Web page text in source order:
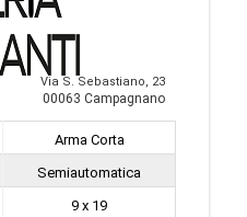
Via S. Sebastiano, 23
00063 Campagnano
Arma Corta
Semiautomatica
9 x 19